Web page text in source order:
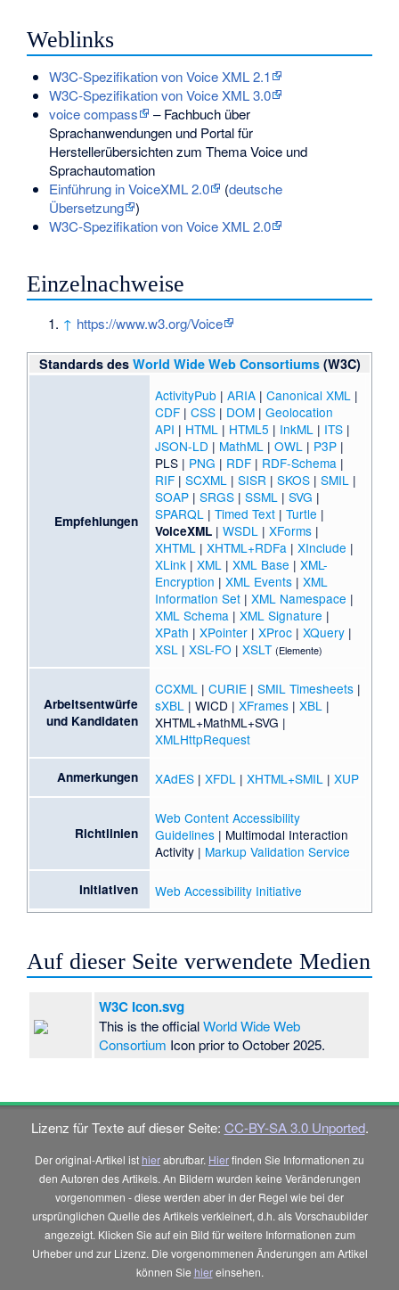
Weblinks
W3C-Spezifikation von Voice XML 2.1
W3C-Spezifikation von Voice XML 3.0
voice compass
– Fachbuch über
Sprachanwendungen und Portal für
Herstellerübersichten zum Thema Voice und
Sprachautomation
Einführung in VoiceXML 2.0
(deutsche
Übersetzung
)
W3C-Spezifikation von Voice XML 2.0
Einzelnachweise
↑ https://www.w3.org/Voice
Standards des World Wide Web Consortiums(W3C)
Empfehlungen
ActivityPub| ARIA| Canonical XML |
CDF| CSS| DOM| Geolocation
API | HTML | HTML5 | InkML | ITS|
JSON-LD | MathML | OWL | P3P|
PLS| PNG | RDF| RDF-Schema |
RIF| SCXML | SISR | SKOS| SMIL |
SOAP| SRGS| SSML | SVG |
SPARQL | Timed Text| Turtle |
VoiceXML| WSDL | XForms|
XHTML | XHTML+RDFa | XInclude |
XLink| XML | XML Base | XML-
Encryption | XML Events| XML
Information Set| XML Namespace |
XML Schema | XML Signature |
XPath | XPointer| XProc| XQuery|
XSL | XSL-FO | XSLT (Elemente)
Arbeitsentwürfe
und Kandidaten
CCXML | CURIE| SMIL Timesheets|
sXBL | WICD | XFrames| XBL |
XHTML+MathML+SVG |
XMLHttpRequest
Anmerkungen XAdES| XFDL | XHTML+SMIL | XUP
Richtlinien
Web Content Accessibility
Guidelines| Multimodal Interaction
Activity| Markup Validation Service
Initiativen Web Accessibility Initiative
Auf dieser Seite verwendete Medien
W3C Icon.svg
This is the officialWorld Wide Web
Consortium Icon prior to October 2025.
Lizenz für Texte auf dieser Seite: CC-BY-SA 3.0 Unported.
Der original-Artikel ist hierabrufbar. Hierfinden Sie Informationen zu
den Autoren des Artikels. An Bildern wurden keine Veränderungen
vorgenommen - diese werden aber in der Regel wie bei der
ursprünglichen Quelle des Artikels verkleinert, d.h. als Vorschaubilder
angezeigt. Klicken Sie auf ein Bild für weitere Informationen zum
Urheber und zur Lizenz. Die vorgenommenen Änderungen am Artikel
können Sie hiereinsehen.